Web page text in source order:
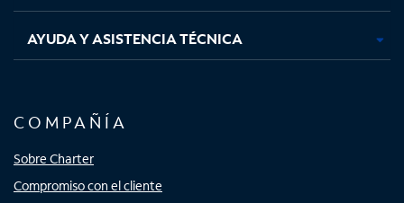
AYUDA Y ASISTENCIA TÉCNICA
COMPAÑÍA
Sobre Charter
Compromiso con el cliente